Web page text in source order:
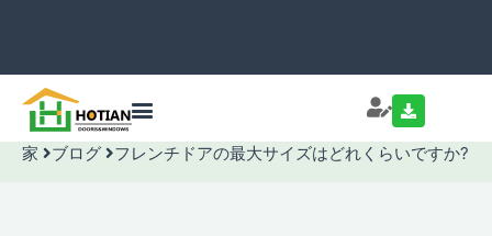
家 ブログ フレンチドアの最大サイズはどれくらいですか?